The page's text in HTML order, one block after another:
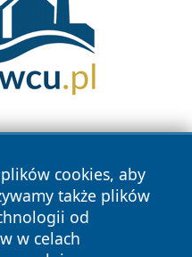
cookies, aby
także plików
od
w celach
Wszystkie prawa